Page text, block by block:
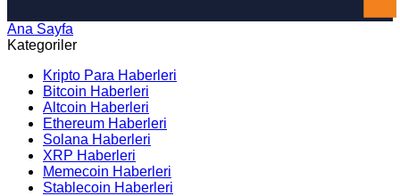
Ana Sayfa
Kategoriler
Kripto Para Haberleri
Bitcoin Haberleri
Altcoin Haberleri
Ethereum Haberleri
Solana Haberleri
XRP Haberleri
Memecoin Haberleri
Stablecoin Haberleri